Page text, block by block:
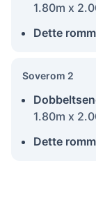
1.80m x
Dette
Soverom 2
1.80m x
Dette